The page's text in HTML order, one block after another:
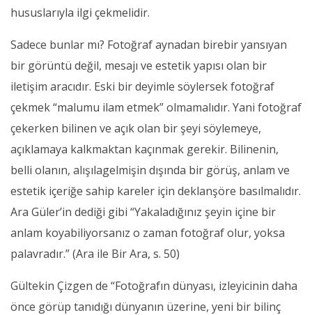
hususlarıyla ilgi çekmelidir.
Sadece bunlar mı? Fotoğraf aynadan birebir yansıyan
bir görüntü değil, mesajı ve estetik yapısı olan bir
iletişim aracıdır. Eski bir deyimle söylersek fotoğraf
çekmek “malumu ilam etmek” olmamalıdır. Yani fotoğraf
çekerken bilinen ve açık olan bir şeyi söylemeye,
açıklamaya kalkmaktan kaçınmak gerekir. Bilinenin,
belli olanın, alışılagelmişin dışında bir görüş, anlam ve
estetik içeriğe sahip kareler için deklanşöre basılmalıdır.
Ara Güler’in dediği gibi “Yakaladığınız şeyin içine bir
anlam koyabiliyorsanız o zaman fotoğraf olur, yoksa
palavradır.” (Ara ile Bir Ara, s. 50)
Gültekin Çizgen de “Fotoğrafın dünyası, izleyicinin daha
önce görüp tanıdığı dünyanın üzerine, yeni bir bilinç